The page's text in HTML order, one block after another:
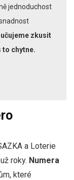
jednoduchost
zkusit
to chytne.
a Loterie
roky. Numera
které